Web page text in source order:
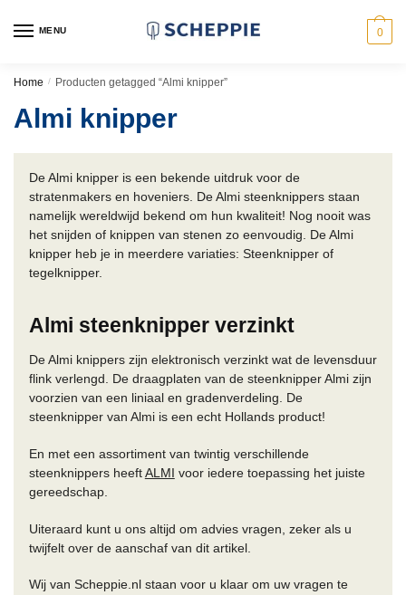
MENU 0
Home / Producten getagged “Almi knipper”
Almi knipper
De Almi knipper is een bekende uitdruk voor de
stratenmakers en hoveniers. De Almi steenknippers staan
namelijk wereldwijd bekend om hun kwaliteit! Nog nooit was
het snijden of knippen van stenen zo eenvoudig. De Almi
knipper heb je in meerdere variaties: Steenknipper of
tegelknipper.
Almi steenknipper verzinkt
De Almi knippers zijn elektronisch verzinkt wat de levensduur
flink verlengd. De draagplaten van de steenknipper Almi zijn
voorzien van een liniaal en gradenverdeling. De
steenknipper van Almi is een echt Hollands product!
En met een assortiment van twintig verschillende
steenknippers heeftALMI voor iedere toepassing het juiste
gereedschap.
Uiteraard kunt u ons altijd om advies vragen, zeker als u
twijfelt over de aanschaf van dit artikel.
Wij van Scheppie.nl staan voor u klaar om uw vragen te